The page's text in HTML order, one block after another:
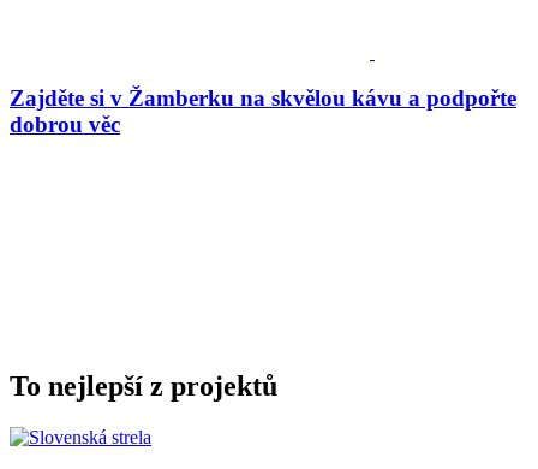
Zajděte si v Žamberku na skvělou kávu a podpořte
dobrou věc
To nejlepší z projektů